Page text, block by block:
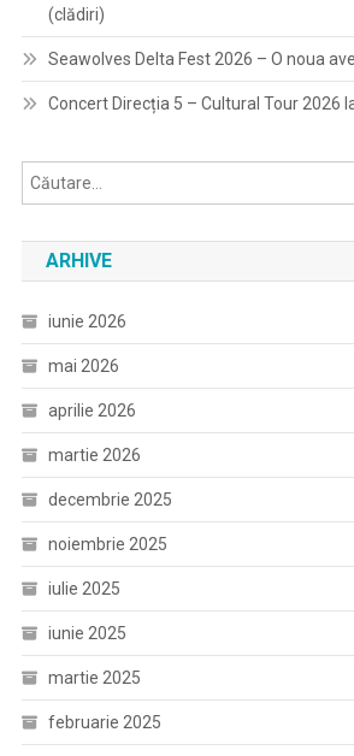
(clădiri)
Seawolves Delta Fest 2026 – O noua
Concert Direcția 5 – Cultural Tour 2026
ARHIVE
iunie 2026
mai 2026
aprilie 2026
martie 2026
decembrie 2025
noiembrie 2025
iulie 2025
iunie 2025
martie 2025
februarie 2025